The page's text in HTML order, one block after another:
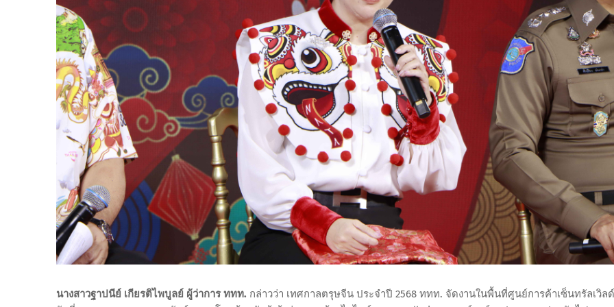
นางสาวฐาปนีย์ เกียรติไพบูลย์ ผู้ว่าการ ททท. กล่าวว่า เทศกาลตรุษจีน ประจำปี 2568 ททท. จัดงานในพื้นที่ศูนย์การค้าเซ็นทรัลเวิลด์